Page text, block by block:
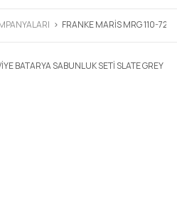
FRANKE MARİS MRG 110-72